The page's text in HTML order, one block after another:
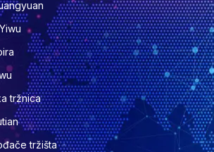
tržnica
tržišta